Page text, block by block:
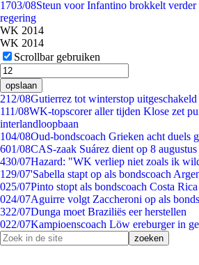
1703/08Steun voor Infantino brokkelt
regering
WK 2014
WK 2014
Scrollbar gebruiken
opslaan
212/08Gutierrez tot winterstop uitgeschakeld
111/08WK-topscorer aller tijden Klose zet
interlandloopbaan
104/08Oud-bondscoach Grieken acht duels
601/08CAS-zaak Suárez dient op 8 augustus
430/07Hazard: "WK verliep niet zoals ik
1 29/07'Sabella stapt op als bondscoach
025/07Pinto stopt als bondscoach Costa Rica
024/07Aguirre volgt Zaccheroni op als
322/07Dunga moet Braziliës eer herstellen
022/07Kampioenscoach Löw ereburger in